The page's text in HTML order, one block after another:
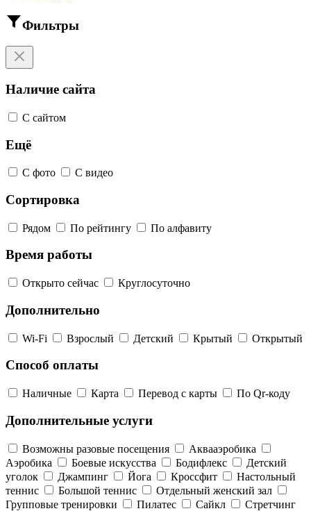
Фильтры
Наличие сайта
С сайтом
Ещё
С фото С видео
Сортировка
Рядом По рейтингу По алфавиту
Время работы
Открыто сейчас Круглосуточно
Дополнительно
Wi-Fi Взрослый Детский Крытый Открытый
Способ оплаты
Наличные Карта Перевод с карты По Qr-коду
Дополнительные услуги
Возможны разовые посещения
Аквааэробика
Аэробика
Боевые искусства Бодифлекс
Детский
уголок
Джампинг Йога Кроссфит
Настольный
теннис
Большой теннис
Отдельный женский зал
Групповые тренировки
Пилатес Сайкл
Стретчинг